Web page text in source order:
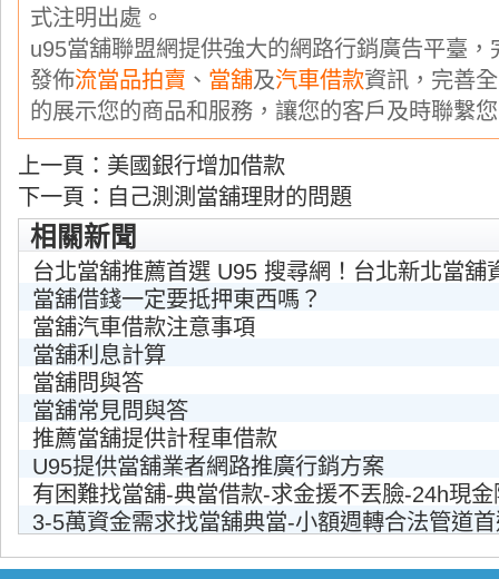
式注明出處。
u95當舖聯盟網提供強大的網路行銷廣告平臺
發佈流當品拍賣 、 當舖及汽車借款資訊，完善
的展示您的商品和服務，讓您的客戶及時聯繫
上一頁： 美國銀行增加借款
下一頁： 自己測測當舖理財的問題
相關新聞
台北當舖推薦首選 U95 搜尋網！台北新北當舖
當舖借錢一定要抵押東西嗎？
當舖汽車借款注意事項
當舖利息計算
當舖問與答
當舖常見問與答
推薦當舖提供計程車借款
U95提供當舖業者網路推廣行銷方案
有困難找當舖-典當借款-求金援不丟臉-24h現金
3-5萬資金需求找當舖典當-小額週轉合法管道